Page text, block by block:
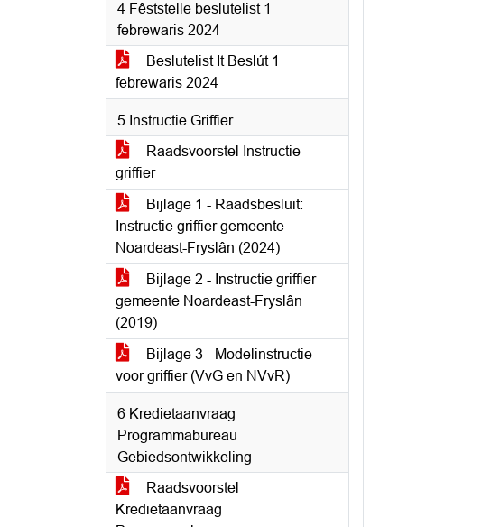
4 Fêststelle beslutelist 1
febrewaris 2024
Beslutelist It Beslút 1
febrewaris 2024
5 Instructie Griffier
Raadsvoorstel Instructie
griffier
Bijlage 1 - Raadsbesluit:
Instructie griffier gemeente
Noardeast-Fryslân (2024)
Bijlage 2 - Instructie griffier
gemeente Noardeast-Fryslân
(2019)
Bijlage 3 - Modelinstructie
voor griffier (VvG en NVvR)
6 Kredietaanvraag
Programmabureau
Gebiedsontwikkeling
Raadsvoorstel
Kredietaanvraag